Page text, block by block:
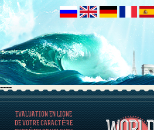
----
EVALUATION EN LIGNE
DE VOTRE CARACTÈRE
LOGICIEL QU’ON VOUS